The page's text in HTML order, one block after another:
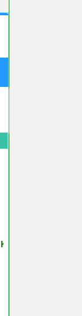
VƯỢNG ♥♥♥